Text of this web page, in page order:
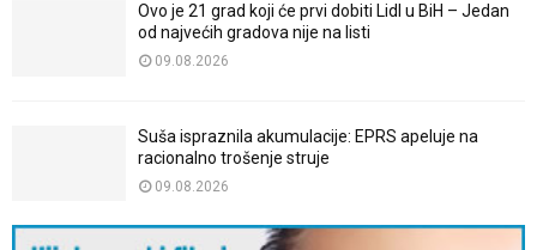
Ovo je 21 grad koji će prvi dobiti Lidl u BiH – Jedan
od najvećih gradova nije na listi
09.08.2026
Suša ispraznila akumulacije: EPRS apeluje na
racionalno trošenje struje
09.08.2026